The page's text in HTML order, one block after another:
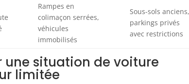
Rampes en
colimaçon serrées,
véhicules
immobilisés
Sous-sols anciens,
parkings privés
avec restrictions
situation de voiture
limitée